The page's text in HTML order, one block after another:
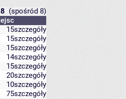
(spośród 8)
15szczegóły
15szczegóły
15szczegóły
14szczegóły
15szczegóły
20szczegóły
10szczegóły
75szczegóły